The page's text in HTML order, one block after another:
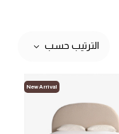
الترتيب حسب
New Arrival